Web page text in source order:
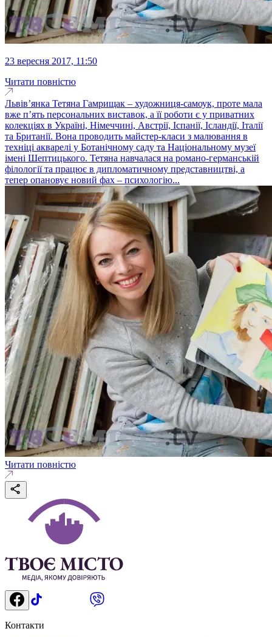
23 вересня 2017, 11:50
Читати повністю
Львів’янка Тетяна Гамрищак – художниця-самоук, проте мала
вже п’ять персональних виставок, а її роботи є у приватних
колекціях в Україні, Німеччині, Австрії, Іспанії, Ісландії, Італії
та Британії. Вона проводить майстер-класи з малювання в
техніці акварелі у Ботанічному саду та Національному музеї
імені Шептицького. Тетяна навчалася на романо-германській
філології та працює в дипломатичному представництві, а
тепер опановує новий фах – психологію...
Читати повністю
Контакти